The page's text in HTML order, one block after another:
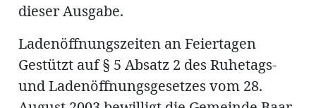
dieser Ausgabe.
Ladenöffnungszeiten an Feiertagen
Gestützt auf § 5 Absatz 2 des Ruhetags-
und Ladenöffnungsgesetzes vom 28.